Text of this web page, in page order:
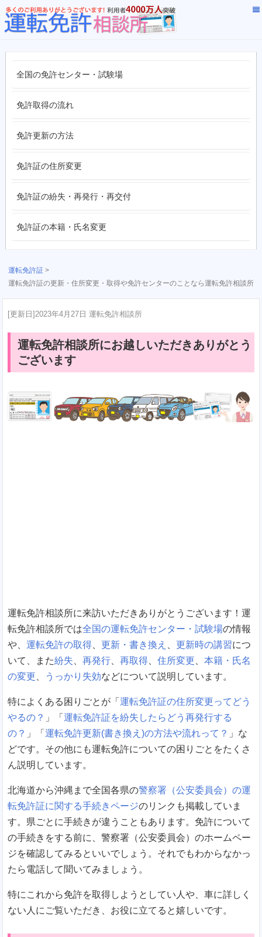
全国の免許センター・試験場
免許取得の流れ
免許更新の方法
免許証の住所変更
免許証の紛失・再発行・再交付
免許証の本籍・氏名変更
運転免許証 >
運転免許証の更新・住所変更・取得や免許センターのことなら運転免許相談所
[更新日]2023年4月27日 運転免許相談所
運転免許相談所にお越しいただきありがとう
ございます
運転免許相談所に来訪いただきありがとうございます！運
転免許相談所では全国の運転免許センター・試験場の情報
や、 運転免許の取得 更新・書き換え 更新時の講習につ
いて、また紛失 再発行 再取得 住所変更
本籍・氏名
の変更
うっかり失効などについて説明しています。
特によくある困りごとが「 運転免許証の住所変更ってどう
やるの？ 」「 運転免許証を紛失したらどう再発行する
の？ 」「 運転免許更新(書き換え)の方法や流れって？ 」な
どです。その他にも運転免許についての困りごとをたくさ
ん説明しています。
北海道から沖縄まで全国各県の警察署（公安委員会）の運
転免許証に関する手続きページのリンクも掲載していま
す。県ごとに手続きが違うこともあります。免許について
の手続きをする前に、警察署（公安委員会）のホームペー
ジを確認してみるといいでしょう。それでもわからなかっ
たら電話して聞いてみましょう。
特にこれから免許を取得しようとしてい人や、車に詳しく
ない人にご覧いただき、お役に立てると嬉しいです。